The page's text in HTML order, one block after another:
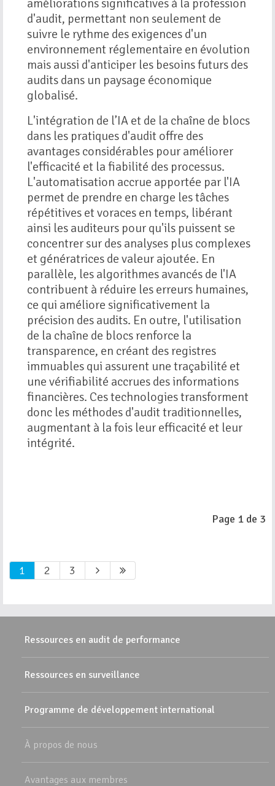
améliorations significatives à la profession
d'audit, permettant non seulement de
suivre le rythme des exigences d'un
environnement réglementaire en évolution
mais aussi d'anticiper les besoins futurs des
audits dans un paysage économique
globalisé.
L'intégration de l’IA et de la chaîne de blocs
dans les pratiques d'audit offre des
avantages considérables pour améliorer
l'efficacité et la fiabilité des processus.
L'automatisation accrue apportée par l'IA
permet de prendre en charge les tâches
répétitives et voraces en temps, libérant
ainsi les auditeurs pour qu'ils puissent se
concentrer sur des analyses plus complexes
et génératrices de valeur ajoutée. En
parallèle, les algorithmes avancés de l'IA
contribuent à réduire les erreurs humaines,
ce qui améliore significativement la
précision des audits. En outre, l'utilisation
de la chaîne de blocs renforce la
transparence, en créant des registres
immuables qui assurent une traçabilité et
une vérifiabilité accrues des informations
financières. Ces technologies transforment
donc les méthodes d'audit traditionnelles,
augmentant à la fois leur efficacité et leur
intégrité.
Page 1 de 3
1 2 3
Ressources en audit de performance
Ressources en surveillance
Programme de développement international
À propos de nous
Avantages aux membres